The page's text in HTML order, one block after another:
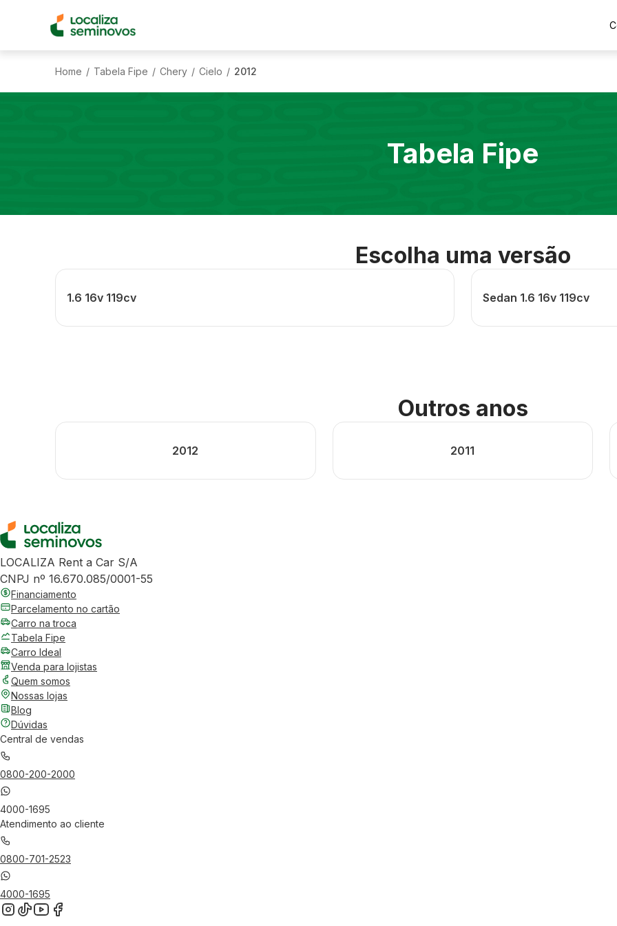
Home / Tabela Fipe / Chery / Cielo / 2012
Tabela Fipe
Escolha uma versão
1.6 16v 119cv Sedan 1.6 16v 119cv
Outros anos
2012 2011
LOCALIZA Rent a Car S/A
CNPJ nº 16.670.085/0001-55
Financiamento
Parcelamento no cartão
Carro na troca
Tabela Fipe
Carro Ideal
Venda para lojistas
Quem somos
Nossas lojas
Blog
Dúvidas
Central de vendas
0800-200-2000
4000-1695
Atendimento ao cliente
0800-701-2523
4000-1695